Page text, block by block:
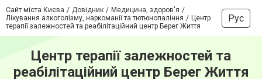
Сайт міста Києва Довідник
Медицина, здоров'я
Лікування алкоголізму, наркоманії та тютюнопаління
Центр
терапії залежностей та реабілітаційний центр Берег Життя
Рус
Центр терапії залежностей та
реабілітаційний центр Берег Життя